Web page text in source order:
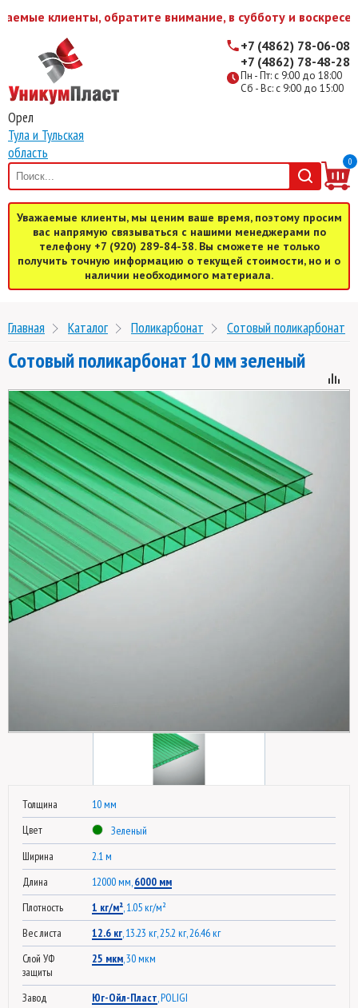
клиенты, обратите внимание, в субботу и
Орел
Тула и Тульская
область
Пн - Пт: с 9:00 до 18:00
Сб - Вс: с 9:00 до 15:00
+7 (4862) 78-06-08
+7 (4862) 78-48-28
0
Уважаемые клиенты, мы ценим ваше время, поэтому просим
вас напрямую связываться с нашими менеджерами по
телефону +7 (920) 289-84-38. Вы сможете не только
получить точную информацию о текущей стоимости, но и о
наличии необходимого материала.
Главная Каталог Поликарбонат Cотовый поликарбонат
Сотовый поликарбонат 10 мм зеленый
Толщина
10 мм
Цвет
Зеленый
Ширина
2.1 м
Длина
12000 мм,6000 мм
Плотность
1 кг/м², 1.05 кг/м²
Вес листа
12.6 кг, 13.23 кг, 25.2 кг, 26.46 кг
Слой УФ
защиты
25 мкм, 30 мкм
Завод Юг-Ойл-Пласт, POLIGI